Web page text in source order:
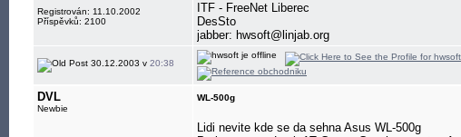
Registrován: 11.10.2002
Příspěvků: 2100
ITF - FreeNet Liberec
DesSto
jabber: hwsoft@linjab.org
30.12.2003 v 20:38
DVL
Newbie
WL-500g
Lidi nevite kde se da sehna Asus WL-500g